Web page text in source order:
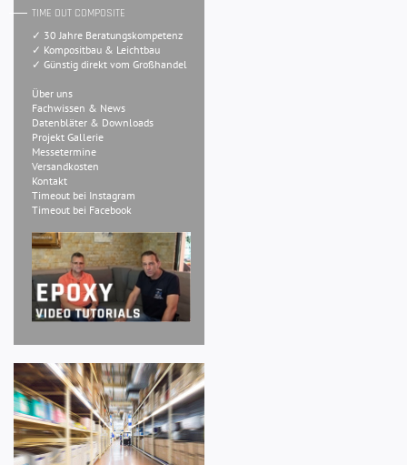
TIME OUT COMPOSITE
✓ 30 Jahre Beratungskompetenz
✓ Kompositbau & Leichtbau
✓ Günstig direkt vom Großhandel
Über uns
Fachwissen & News
Datenbläter & Downloads
Projekt Gallerie
Messetermine
Versandkosten
Kontakt
Timeout bei Instagram
Timeout bei Facebook